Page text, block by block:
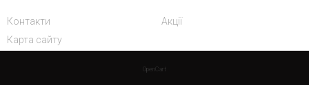
Контакти
Карта сайту
Акції
OpenCart